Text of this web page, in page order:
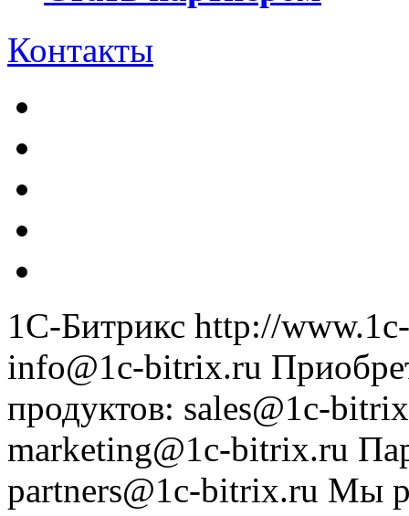
Контакты
1С-Битрикс http://
info@1c-bitrix.ru
продуктов: sales@1c-
marketing@1c-bitrix.ru
partners@1c-bitrix.ru Мы